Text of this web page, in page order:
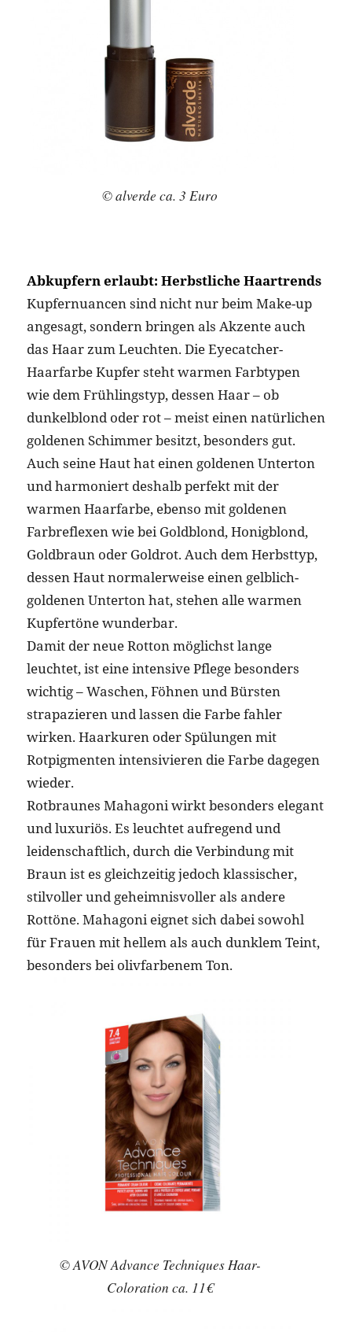
© alverde ca. 3 Euro
Abkupfern erlaubt: Herbstliche Haartrends
Kupfernuancen sind nicht nur beim Make-up
angesagt, sondern bringen als Akzente auch
das Haar zum Leuchten. Die Eyecatcher-
Haarfarbe Kupfer steht warmen Farbtypen
wie dem Frühlingstyp, dessen Haar – ob
dunkelblond oder rot – meist einen natürlichen
goldenen Schimmer besitzt, besonders gut.
Auch seine Haut hat einen goldenen Unterton
und harmoniert deshalb perfekt mit der
warmen Haarfarbe, ebenso mit goldenen
Farbreflexen wie bei Goldblond, Honigblond,
Goldbraun oder Goldrot. Auch dem Herbsttyp,
dessen Haut normalerweise einen gelblich-
goldenen Unterton hat, stehen alle warmen
Kupfertöne wunderbar.
Damit der neue Rotton möglichst lange
leuchtet, ist eine intensive Pflege besonders
wichtig – Waschen, Föhnen und Bürsten
strapazieren und lassen die Farbe fahler
wirken. Haarkuren oder Spülungen mit
Rotpigmenten intensivieren die Farbe dagegen
wieder.
Rotbraunes Mahagoni wirkt besonders elegant
und luxuriös. Es leuchtet aufregend und
leidenschaftlich, durch die Verbindung mit
Braun ist es gleichzeitig jedoch klassischer,
stilvoller und geheimnisvoller als andere
Rottöne. Mahagoni eignet sich dabei sowohl
für Frauen mit hellem als auch dunklem Teint,
besonders bei olivfarbenem Ton.
© AVON Advance Techniques Haar-
Coloration ca. 11€